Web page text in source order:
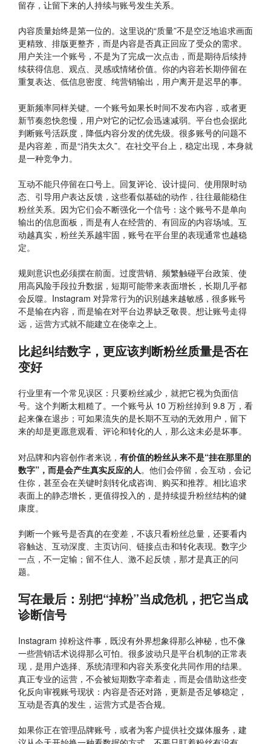
留存，让留下来的人持续与账号发生关系。
内容质量始终是第一位的。这里说的“质量”不是空泛地追求画面
更精致、排版更整齐，而是内容是否真正回应了受众的需求。
用户关注一个账号，不是为了完成一次点击，而是期待后续持
续获得信息、观点、灵感或情绪价值。你的内容若长期停留在
重复表达、低信息密度、纯营销输出，用户离开是迟早的事。
更新频率同样关键。一个账号如果长时间不发布内容，或者更
新节奏忽快忽慢，用户对它的记忆会迅速减弱。平台也会据此
判断账号活跃度，降低内容分发的优先级。很多账号的问题不
是内容差，而是“消失太久”。在社交平台上，稳定出现，本身就
是一种竞争力。
互动不能只停留在口号上。回复评论、设计提问、使用限时动
态、引导用户表达反馈，这些看似基础的动作，往往最能稳住
粉丝关系。因为它们会不断强化一个信号：这个账号不是单向
输出的信息面板，而是有人在经营的、有回应的内容场域。互
动越真实，粉丝关系越牢固，账号在平台里的表现通常也越稳
定。
规则意识也必须摆在前面。过度营销、频繁触碰平台政策、使
用高风险手段拉升数据，短期可能带来表面增长，长期几乎都
会反噬。Instagram 对异常行为的识别越来越敏感，很多账号
不是输在内容，而是输在对平台边界缺乏敬畏。想让账号走得
远，运营方式就不能建立在侥幸之上。
比起纠结数字，更应该判断粉丝质量是否在
变好
行业里有一个常见误区：只要粉丝减少，就把它视为负面信
号。这个判断太粗糙了。一个账号从 10 万粉丝掉到 9.8 万，看
起来像在退步；可如果流失的是长期不互动的无效用户，留下
来的却是更愿意观看、评论和转化的人，那么这未必是坏事。
对品牌和内容创作者来说， 有价值的粉丝从来不是“挂在那里的
数字”，而是会产生真实反应的人 。他们会停留，会互动，会记
住你，甚至会在关键时刻转化成咨询、购买和推荐。相比追求
表面上的静态增长，更值得投入的，是持续提升粉丝结构的健
康度。
判断一个账号是否真的在变差，不该只看粉丝总量，还要看内
容触达、互动深度、主页访问、链接点击和转化表现。数字少
一点，不一定输；留不住人、激不起反馈，那才是真正的问
题。
写在最后：别把“掉粉”当成危机，把它当成
诊断信号
Instagram 掉粉这件事，既没有外界想象得那么神秘，也不像
一些营销话术说得那么可怕。很多波动只是平台机制的正常表
现，是用户选择、系统清理和内容关系变化共同作用的结果。
真正专业的运营，不会被短期数字牵着走，而是会借助这些变
化反向审视账号现状：内容是否还对路，更新是否足够稳定，
互动是否真的发生，运营方式是否合规。
如果你正在管理品牌账号，或者为客户提供社交媒体服务，建